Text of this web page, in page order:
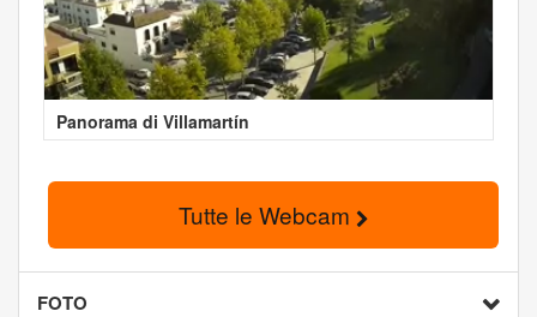
Panorama di Villamartín
Tutte le Webcam
FOTO